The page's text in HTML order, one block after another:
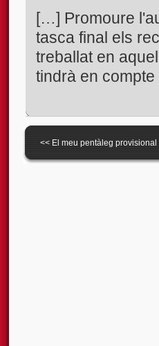
[…] Promoure
tasca final els
treballat en
tindrà en
<< El meu pentàleg provisional